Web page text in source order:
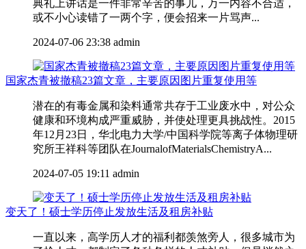
典礼上讲话是一件非常辛苦的事儿，万一内容不合适，
或不小心读错了一两个字，便会招来一片骂声...
2024-07-06 23:38 admin
国家杰青被撤稿23篇文章，主要原因图片重复使用等
潜在的有毒金属和染料通常共存于工业废水中，对公众
健康和环境构成严重威胁，并使处理更具挑战性。2015
年12月23日，华北电力大学/中国科学院等离子体物理研
究所王祥科等团队在JournalofMaterialsChemistryA...
2024-07-05 19:11 admin
变天了！硕士学历停止发放生活及租房补贴
一直以来，高学历人才的福利都羡煞旁人，很多城市为